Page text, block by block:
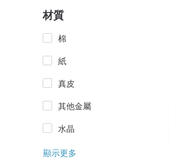
材質
棉
紙
真皮
其他金屬
水晶
顯示更多